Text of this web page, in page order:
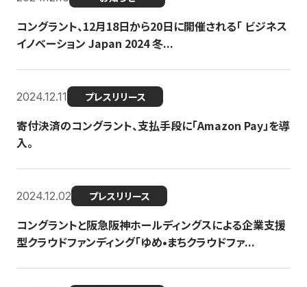
コングラント、12月18日から20日に開催される「 ビジネス
イノベーション Japan 2024 冬...
2024.12.11 プレスリリース
寄付決済のコングラント、支払手段に「Amazon Pay」を導
入。
2024.12.02 プレスリリース
コングラントと阪急阪神ホールディングスによる企業支援
型クラウドファンディング「ゆめ•まちクラウドファ...